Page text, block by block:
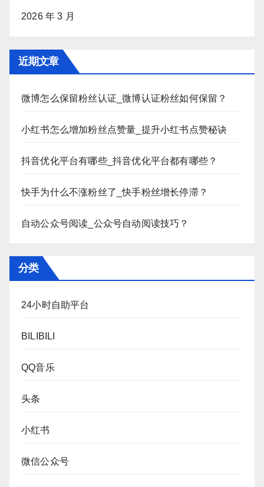
2026 年 3 月
近期文章
微博怎么保留粉丝认证_微博认证粉丝如何保留？
小红书怎么增加粉丝点赞量_提升小红书点赞秘诀
抖音优化平台有哪些_抖音优化平台都有哪些？
快手为什么不涨粉丝了_快手粉丝增长停滞？
自动公众号阅读_公众号自动阅读技巧？
分类
24小时自助平台
BILIBILI
QQ音乐
头条
小红书
微信公众号